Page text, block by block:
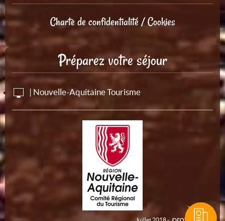
Charte de confidentialité / Cookies
Préparez votre séjour
| Nouvelle-Aquitaine Tourisme